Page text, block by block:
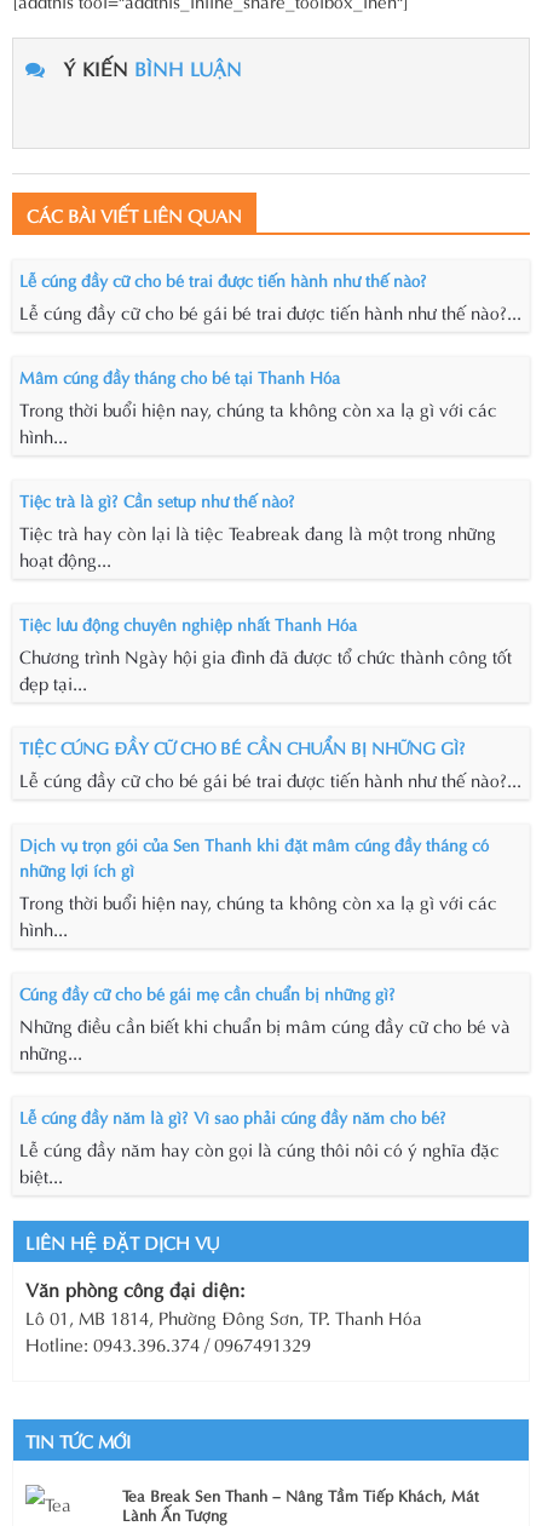
Ý KIẾN BÌNH LUẬN
CÁC BÀI VIẾT LIÊN QUAN
Lễ cúng đầy cữ cho bé trai được tiến hành như thế nào?
Lễ cúng đầy cữ cho bé gái bé trai được tiến hành như thế nào?...
Mâm cúng đầy tháng cho bé tại Thanh Hóa
Trong thời buổi hiện nay, chúng ta không còn xa lạ gì với các
hình...
Tiệc trà là gì? Cần setup như thế nào?
Tiệc trà hay còn lại là tiệc Teabreak đang là một trong những
hoạt động...
Tiệc lưu động chuyên nghiệp nhất Thanh Hóa
Chương trình Ngày hội gia đình đã được tổ chức thành công tốt
đẹp tại...
TIỆC CÚNG ĐẦY CỮ CHO BÉ CẦN CHUẨN BỊ NHỮNG GÌ?
Lễ cúng đầy cữ cho bé gái bé trai được tiến hành như thế nào?...
Dịch vụ trọn gói của Sen Thanh khi đặt mâm cúng đầy tháng có
những lợi ích gì
Trong thời buổi hiện nay, chúng ta không còn xa lạ gì với các
hình...
Cúng đầy cữ cho bé gái mẹ cần chuẩn bị những gì?
Những điều cần biết khi chuẩn bị mâm cúng đầy cữ cho bé và
những...
Lễ cúng đầy năm là gì? Vì sao phải cúng đầy năm cho bé?
Lễ cúng đầy năm hay còn gọi là cúng thôi nôi có ý nghĩa đặc
biệt...
LIÊN HỆ ĐẶT DỊCH VỤ
Văn phòng công đại diện:
Lô 01, MB 1814, Phường Đông Sơn, TP. Thanh Hóa
Hotline: 0943.396.374 / 0967491329
TIN TỨC MỚI
Tea Break Sen Thanh – Nâng Tầm Tiếp Khách, Mát
Lành Ấn Tượng